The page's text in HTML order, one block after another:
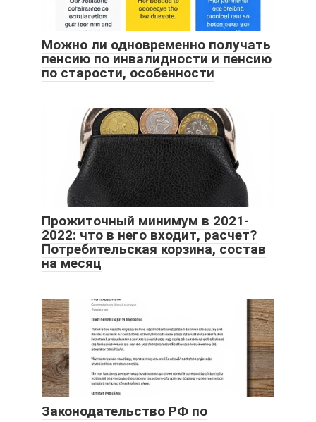
Можно ли одновременно получать
пенсию по инвалидности и пенсию
по старости, особенности
Прожиточный минимум в 2021-
2022: что в него входит, расчет?
Потребительская корзина, состав
на месяц
Законодательство РФ по